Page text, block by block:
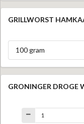
GRILLWORST
100 gram
GRONINGER DROGE